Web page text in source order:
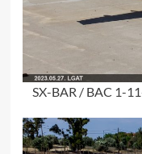
SX-BAR / BAC 1-